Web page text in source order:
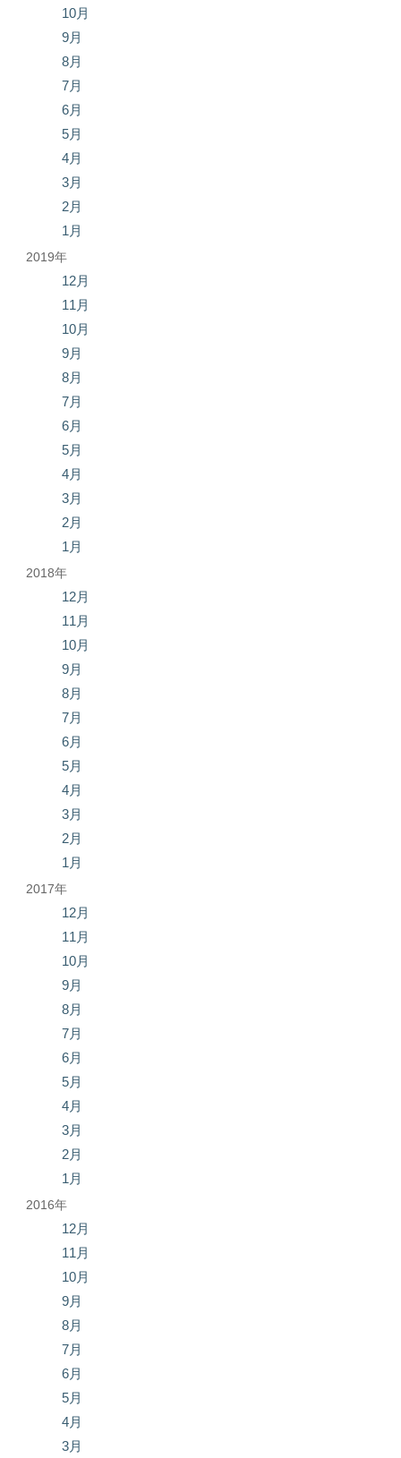
10月
9月
8月
7月
6月
5月
4月
3月
2月
1月
2019年
12月
11月
10月
9月
8月
7月
6月
5月
4月
3月
2月
1月
2018年
12月
11月
10月
9月
8月
7月
6月
5月
4月
3月
2月
1月
2017年
12月
11月
10月
9月
8月
7月
6月
5月
4月
3月
2月
1月
2016年
12月
11月
10月
9月
8月
7月
6月
5月
4月
3月